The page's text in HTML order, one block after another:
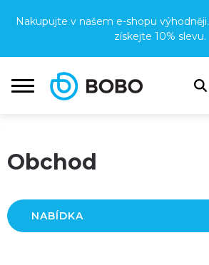
Nakupujte v našem e-shopu výhodněji.
získejte 10% slevu.
Obchod
NABÍDKA